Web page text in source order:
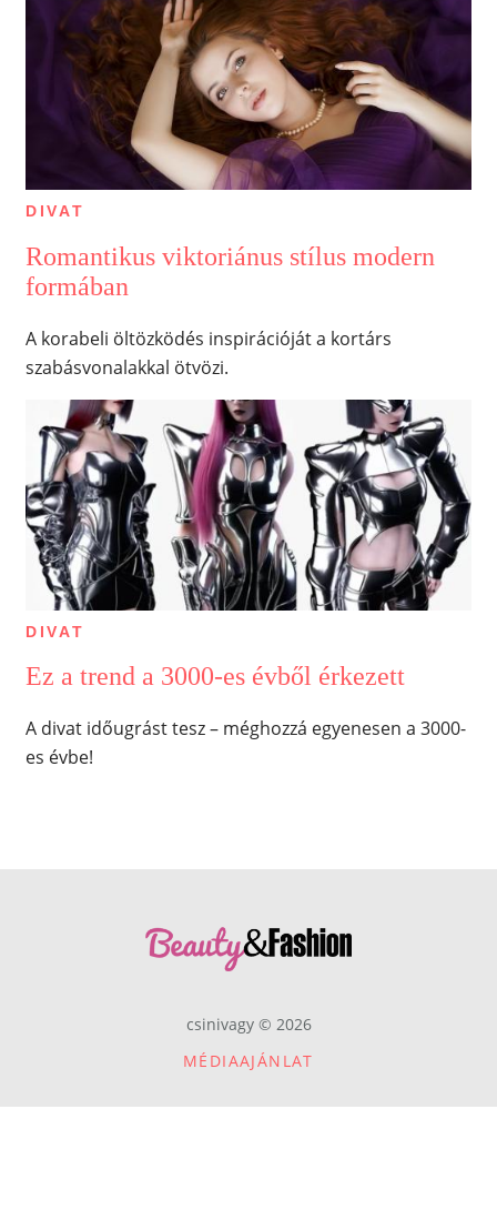
DIVAT
Romantikus viktoriánus stílus modern
formában
A korabeli öltözködés inspirációját a kortárs
szabásvonalakkal ötvözi.
DIVAT
Ez a trend a 3000-es évből érkezett
A divat időugrást tesz – méghozzá egyenesen a 3000-
es évbe!
csinivagy © 2026
MÉDIAAJÁNLAT